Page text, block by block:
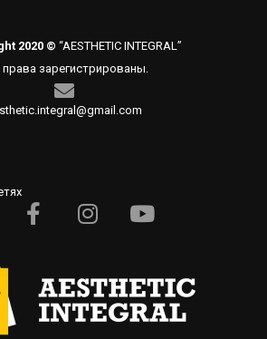
2020 © “AESTHETIC INTEGRAL”
права зарегистрированы.